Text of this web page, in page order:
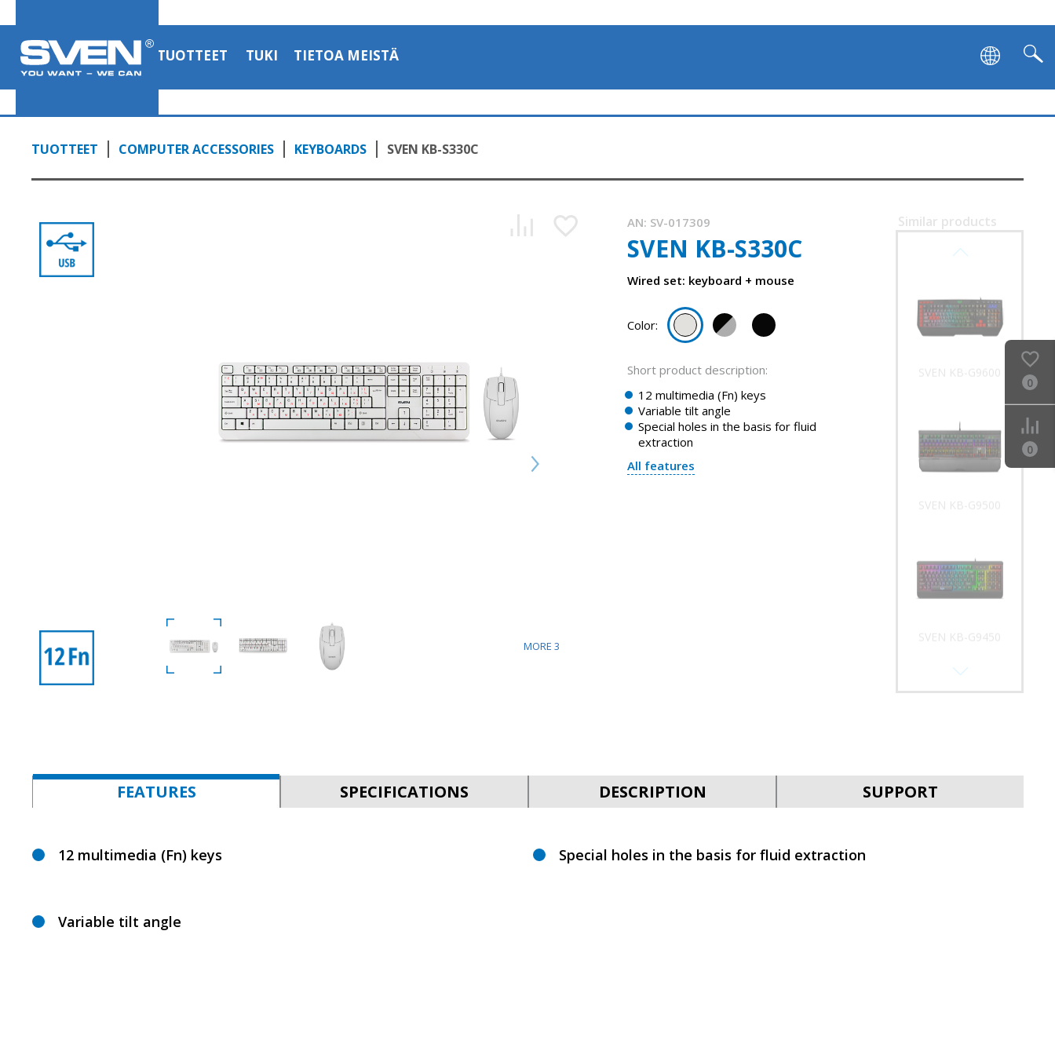
TUOTTEET TUKI TIETOA MEISTÄ
TUOTTEET COMPUTER ACCESSORIES KEYBOARDS SVEN KB-S330C
MORE3
AN: SV-017309
SVEN KB-S330C
Wired set: keyboard + mouse
Color:
Short product description:
12 multimedia (Fn) keys
Variable tilt angle
Special holes in the basis for fluid
extraction
All features
Similar products
SVEN KB-G9600
SVEN KB-G9500
SVEN KB-G9450
FEATURES SPECIFICATIONS DESCRIPTION SUPPORT
12 multimedia (Fn) keys
Variable tilt angle
Special holes in the basis for fluid extraction
0
0